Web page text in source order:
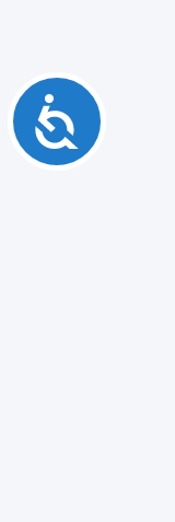
Accessibility